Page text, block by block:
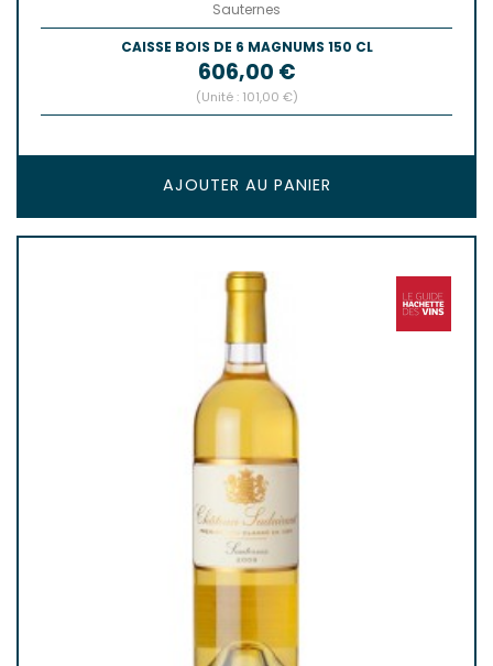
Sauternes
CAISSE BOIS DE 6 MAGNUMS 150 CL
Prix
606,00 €
(Unité : 101,00 €)
AJOUTER AU PANIER